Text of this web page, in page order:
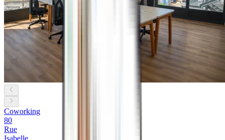
Coworking
80
Rue
Isabelle